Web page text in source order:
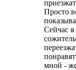
Просто
Сейчас я
мной -